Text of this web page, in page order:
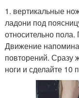
1. вертикальные
ладони под
относительно пола.
Движение
повторений. Сразу
ноги и сделайте 10